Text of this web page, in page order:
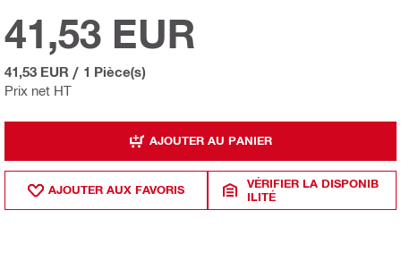
Prix net HT
41,53 EUR
41,53 EUR / 1 Pièce(s)
AJOUTER AU PANIER
AJOUTER AUX FAVORIS
VÉRIFIER LA DISPONIB
ILITÉ